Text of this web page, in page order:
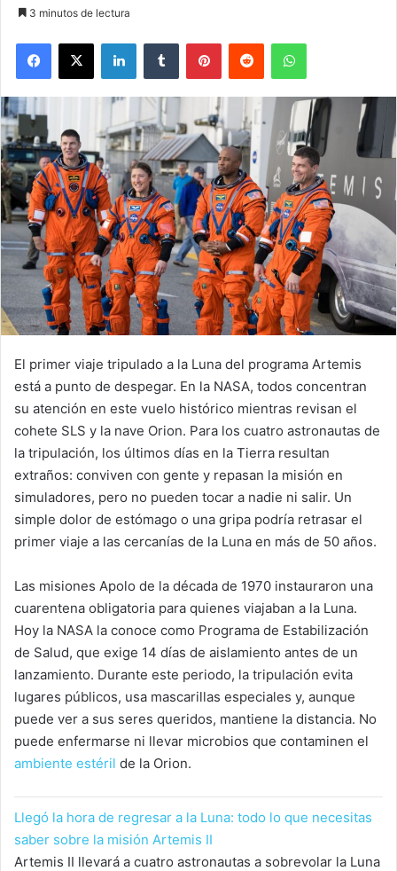
3 minutos de lectura
El primer viaje tripulado a la Luna del programa Artemis
está a punto de despegar. En la NASA, todos concentran
su atención en este vuelo histórico mientras revisan el
cohete SLS y la nave Orion. Para los cuatro astronautas de
la tripulación, los últimos días en la Tierra resultan
extraños: conviven con gente y repasan la misión en
simuladores, pero no pueden tocar a nadie ni salir. Un
simple dolor de estómago o una gripa podría retrasar el
primer viaje a las cercanías de la Luna en más de 50 años.
Las misiones Apolo de la década de 1970 instauraron una
cuarentena obligatoria para quienes viajaban a la Luna.
Hoy la NASA la conoce como Programa de Estabilización
de Salud, que exige 14 días de aislamiento antes de un
lanzamiento. Durante este periodo, la tripulación evita
lugares públicos, usa mascarillas especiales y, aunque
puede ver a sus seres queridos, mantiene la distancia. No
puede enfermarse ni llevar microbios que contaminen el
ambiente estéril de la Orion.
Llegó la hora de regresar a la Luna: todo lo que necesitas
saber sobre la misión Artemis II
Artemis II llevará a cuatro astronautas a sobrevolar la Luna